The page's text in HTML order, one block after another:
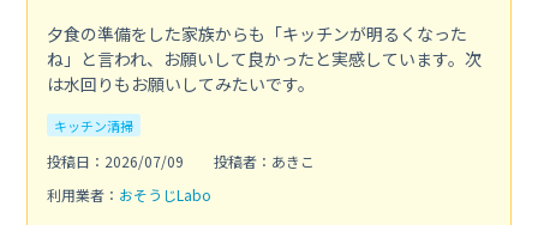
夕食の準備をした家族からも「キッチンが明るくなった
ね」と言われ、お願いして良かったと実感しています。次
は水回りもお願いしてみたいです。
キッチン清掃
投稿日：2026/07/09
投稿者：あきこ
利用業者： おそうじLabo